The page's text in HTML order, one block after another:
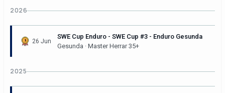
2026
26 Jun
SWE Cup Enduro - SWE Cup #3 - Enduro Gesunda
Gesunda · Master Herrar 35+
2025